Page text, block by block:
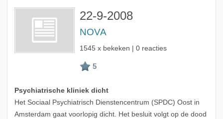
22-9-2008
NOVA
1545 x bekeken | 0 reacties
Psychiatrische kliniek dicht
Het Sociaal Psychiatrisch Dienstencentrum (SPDC) Oost in
Amsterdam gaat voorlopig dicht. Het besluit volgt op de dood